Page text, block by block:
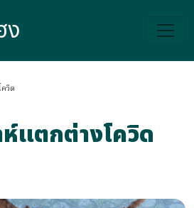
ง
ควิด
แตกต่างโควิด